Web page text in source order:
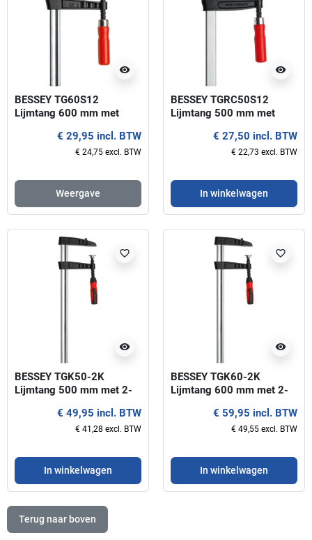
visibility
BESSEY TG60S12
Lijmtang 600 mm met
€ 29,95 incl. BTW
€ 24,75 excl. BTW
Weergave
visibility
BESSEY TGRC50S12
Lijmtang 500 mm met
€ 27,50 incl. BTW
€ 22,73 excl. BTW
In winkelwagen
visibility
favorite_border
BESSEY TGK50-2K
Lijmtang 500 mm met 2-
€ 49,95 incl. BTW
€ 41,28 excl. BTW
In winkelwagen
visibility
favorite_border
BESSEY TGK60-2K
Lijmtang 600 mm met 2-
€ 59,95 incl. BTW
€ 49,55 excl. BTW
In winkelwagen
Terug naar boven